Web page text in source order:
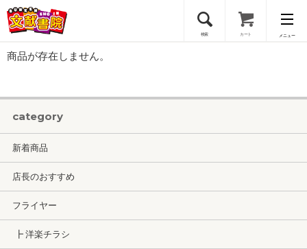
検索 カート メニュー
会員登録
ログイン
商品が存在しません。
category
新着商品
店長のおすすめ
フライヤー
┣ 洋楽チラシ